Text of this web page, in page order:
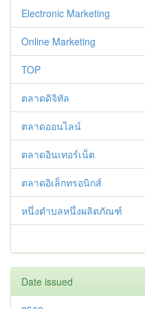
Electronic Marketing
Online Marketing
TOP
ตลาดดิจิทัล
ตลาดออนไลน์
ตลาดอินเทอร์เน็ต
ตลาดอิเล็กทรอนิกส์
หนึ่งตำบลหนึ่งผลิตภัณฑ์
Date issued